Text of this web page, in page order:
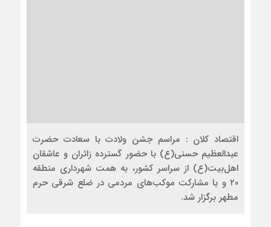
اقتصاد کلان : مراسم جشن ولادت با سعادت حضرت
عبدالعظیم حسنی(ع) با حضور گسترده زائران و عاشقان
اهل‌بیت(ع) از سراسر کشور، به همت شهرداری منطقه
۲۰ و با مشارکت موکب‌های مردمی در ضلع شرقی حرم
مطهر برگزار شد.